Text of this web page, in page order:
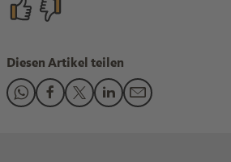
Diesen Artikel teilen
Den Beitrag "Podcast Wir. Hear.:
Den Beitrag "Podcast Wir.
Den Beitrag "Podcast
Den Beitrag
Den Beitrag